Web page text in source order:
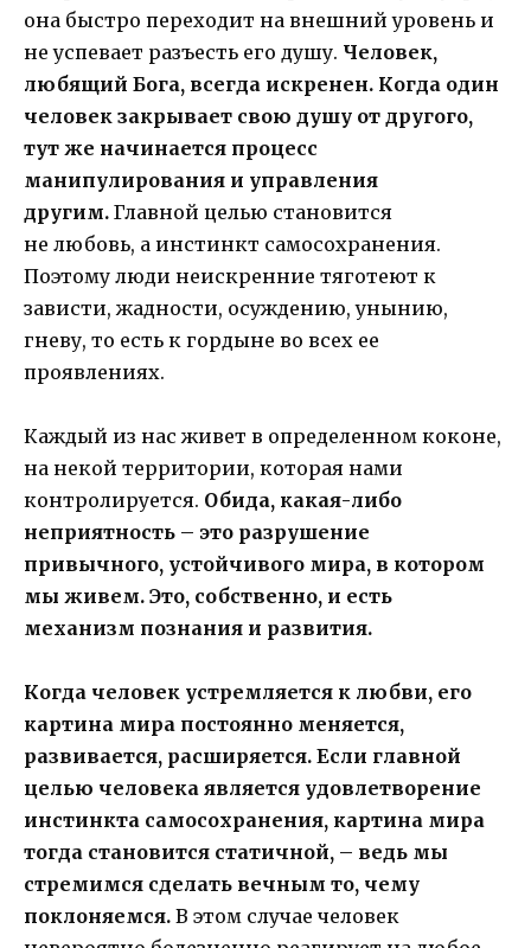
она быстро переходит на внешний уровень и
не успевает разъесть его душу. Человек,
любящий Бога, всегда искренен. Когда один
человек закрывает свою душу от другого,
тут же начинается процесс
манипулирования и управления
другим. Главной целью становится
не любовь, а инстинкт самосохранения.
Поэтому люди неискренние тяготеют к
зависти, жадности, осуждению, унынию,
гневу, то есть к гордыне во всех ее
проявлениях.
Каждый из нас живет в определенном коконе,
на некой территории, которая нами
контролируется. Обида, какая-либо
неприятность – это разрушение
привычного, устойчивого мира, в котором
мы живем. Это, собственно, и есть
механизм познания и развития.
Когда человек устремляется к любви, его
картина мира постоянно меняется,
развивается, расширяется. Если главной
целью человека является удовлетворение
инстинкта самосохранения, картина мира
тогда становится статичной, – ведь мы
стремимся сделать вечным то, чему
поклоняемся. В этом случае человек